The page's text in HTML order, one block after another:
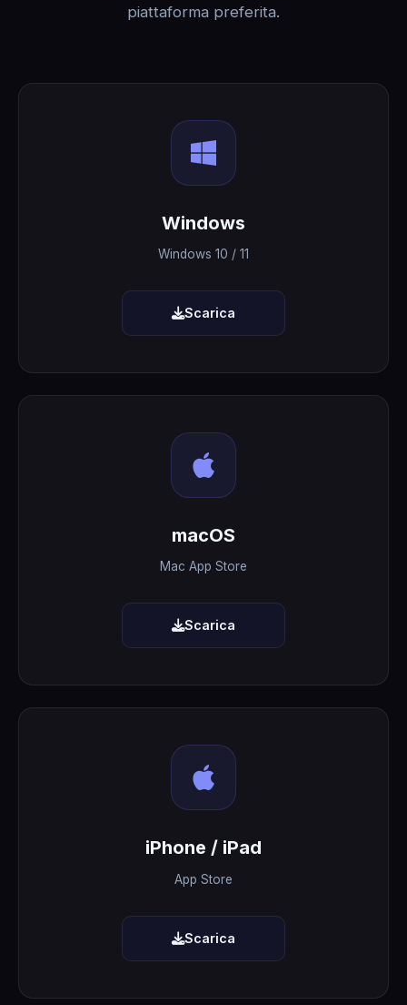
piattaforma preferita.
Windows
Windows 10 / 11
Scarica
macOS
Mac App Store
Scarica
iPhone / iPad
App Store
Scarica